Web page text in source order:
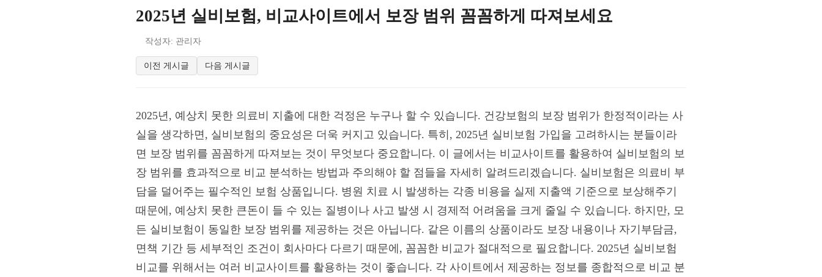
2025년 실비보험, 비교사이트에서 보장 범위 꼼꼼하게 따져보세요
작성자: 관리자
이전 게시글 다음 게시글
2025년, 예상치 못한 의료비 지출에 대한 걱정은 누구나 할 수 있습니다. 건강보험의 보장 범위가 한정적이라는 사
실을 생각하면, 실비보험의 중요성은 더욱 커지고 있습니다. 특히, 2025년 실비보험 가입을 고려하시는 분들이라
면 보장 범위를 꼼꼼하게 따져보는 것이 무엇보다 중요합니다. 이 글에서는 비교사이트를 활용하여 실비보험의 보
장 범위를 효과적으로 비교 분석하는 방법과 주의해야 할 점들을 자세히 알려드리겠습니다. 실비보험은 의료비 부
담을 덜어주는 필수적인 보험 상품입니다. 병원 치료 시 발생하는 각종 비용을 실제 지출액 기준으로 보상해주기
때문에, 예상치 못한 큰돈이 들 수 있는 질병이나 사고 발생 시 경제적 어려움을 크게 줄일 수 있습니다. 하지만, 모
든 실비보험이 동일한 보장 범위를 제공하는 것은 아닙니다. 같은 이름의 상품이라도 보장 내용이나 자기부담금,
면책 기간 등 세부적인 조건이 회사마다 다르기 때문에, 꼼꼼한 비교가 절대적으로 필요합니다. 2025년 실비보험
비교를 위해서는 여러 비교사이트를 활용하는 것이 좋습니다. 각 사이트에서 제공하는 정보를 종합적으로 비교 분